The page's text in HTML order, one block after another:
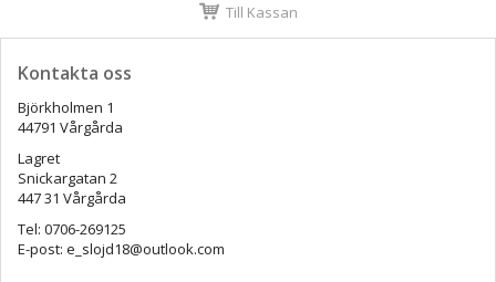
Till Kassan
Kontakta oss
Björkholmen 1
44791 Vårgårda
Lagret
Snickargatan 2
447 31 Vårgårda
Tel: 0706-269125
E-post: e_slojd18@outlook.com